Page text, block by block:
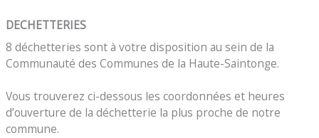
DECHETTERIES
8 déchetteries sont à votre disposition au sein de la
Communauté des Communes de la Haute-Saintonge.
Vous trouverez ci-dessous les coordonnées et heures
d’ouverture de la déchetterie la plus proche de notre
commune.